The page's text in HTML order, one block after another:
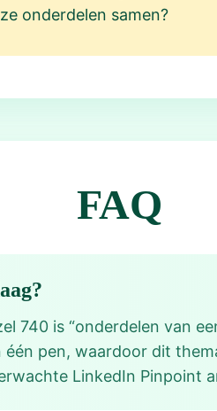
onderdelen samen?
FAQ
740 is “onderdelen van
één pen, waardoor dit
LinkedIn Pinpoint